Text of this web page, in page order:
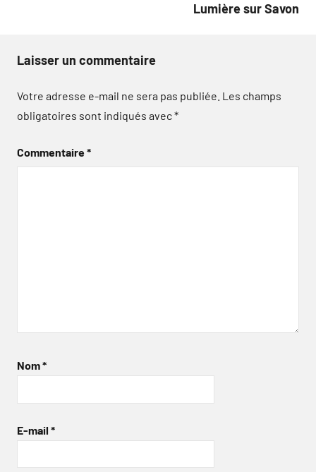
Lumière sur Savon
Laisser un commentaire
Votre adresse e-mail ne sera pas publiée. Les champs
obligatoires sont indiqués avec*
Commentaire*
Nom*
E-mail *